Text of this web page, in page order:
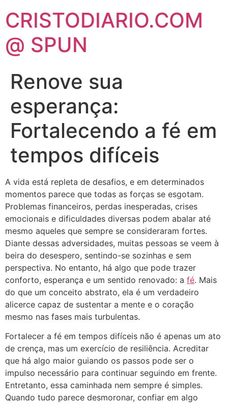
CRISTODIARIO.COM
@ SPUN
Renove sua
esperança:
Fortalecendo a fé em
tempos difíceis
A vida está repleta de desafios, e em determinados
momentos parece que todas as forças se esgotam.
Problemas financeiros, perdas inesperadas, crises
emocionais e dificuldades diversas podem abalar até
mesmo aqueles que sempre se consideraram fortes.
Diante dessas adversidades, muitas pessoas se veem à
beira do desespero, sentindo-se sozinhas e sem
perspectiva. No entanto, há algo que pode trazer
conforto, esperança e um sentido renovado: a fé. Mais
do que um conceito abstrato, ela é um verdadeiro
alicerce capaz de sustentar a mente e o coração
mesmo nas fases mais turbulentas.
Fortalecer a fé em tempos difíceis não é apenas um ato
de crença, mas um exercício de resiliência. Acreditar
que há algo maior guiando os passos pode ser o
impulso necessário para continuar seguindo em frente.
Entretanto, essa caminhada nem sempre é simples.
Quando tudo parece desmoronar, confiar em algo